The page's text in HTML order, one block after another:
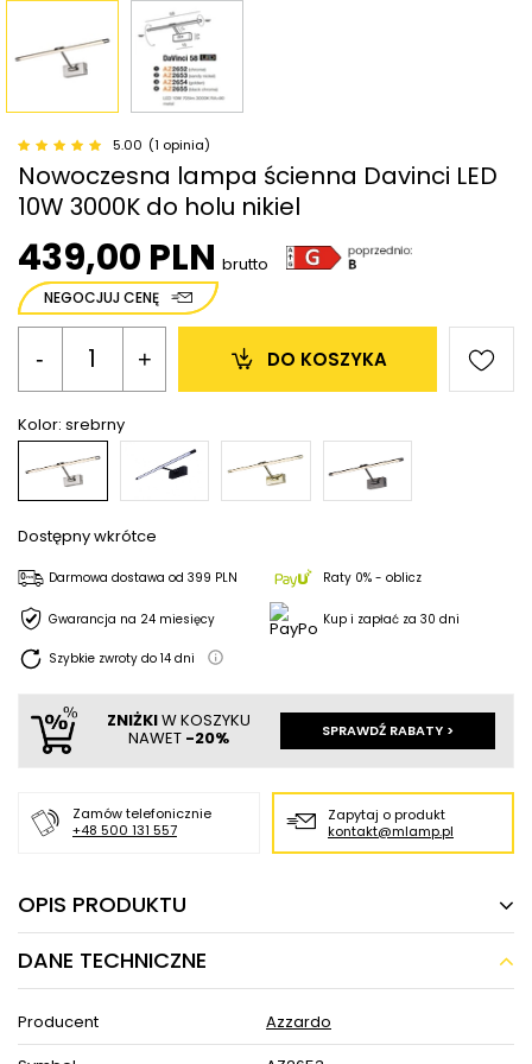
5.00 (1 opinia)
Nowoczesna lampa ścienna Davinci LED
10W 3000K do holu nikiel
439,00 PLN brutto
NEGOCJUJ CENĘ
Kolor: srebrny
- + DO KOSZYKA
Dostępny wkrótce
Darmowa dostawa od 399 PLN Raty 0% - oblicz
Gwarancja na 24 miesięcy Kup i zapłać za 30 dni
Szybkie zwroty do 14 dni
ZNIŻKIW KOSZYKU
NAWET -20% SPRAWDŹ RABATY >
Zamów telefonicznie
+48 500 131 557
Zapytaj o produkt
kontakt@mlamp.pl
OPIS PRODUKTU
Nowoczesna lampa ścienna Davinci LED 10W
3000K do holu nikiel
Nowoczesna lampa ścienna Davinci LED 10W do holu nikiel w
MLAMP łączy w sobie wyjątkowy i ponadczasowy design w
DANE TECHNICZNE
Producent
Azzardo